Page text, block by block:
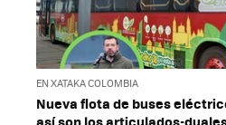
EN XATAKA COLOMBIA
Nueva flota de buses